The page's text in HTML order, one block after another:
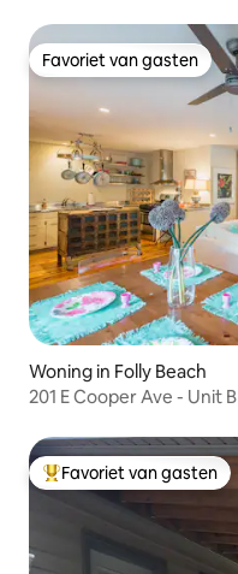
Favoriet van gasten
Favoriet van gasten
Woning in Folly Beach
201 E Cooper Ave - Unit B
Topfavoriet van gasten
Favoriet van gasten